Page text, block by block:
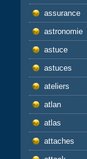
assurance
astronomie
astuce
astuces
ateliers
atlan
atlas
attaches